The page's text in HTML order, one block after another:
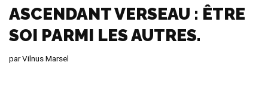
ASCENDANT VERSEAU : ÊTRE
SOI PARMI LES AUTRES.
parVilnus Marsel